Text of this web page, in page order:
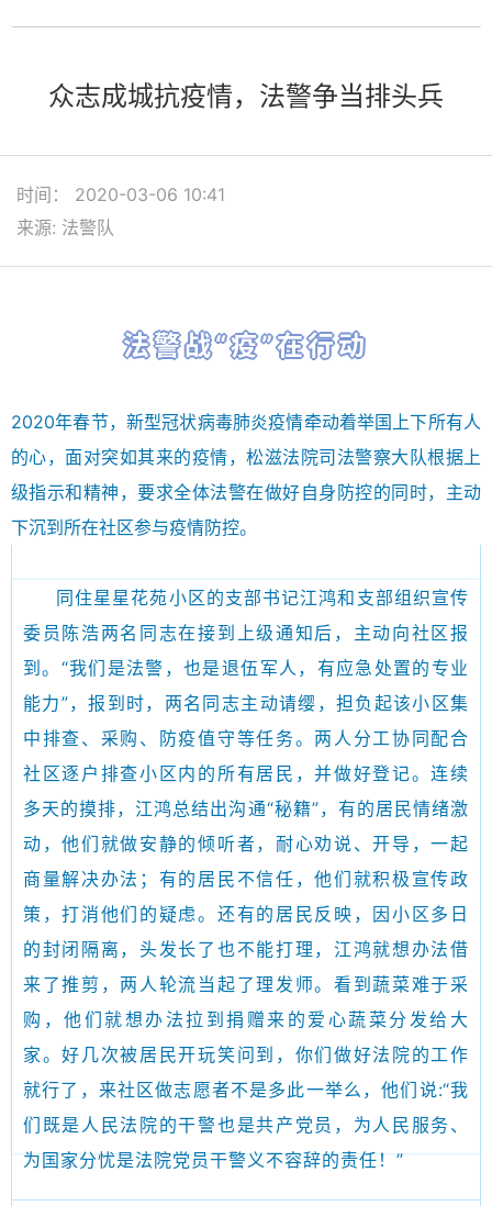
众志成城抗疫情，法警争当排头兵
时间： 2020-03-06 10:41
来源: 法警队
法警战“疫”在行动
2020年春节，新型冠状病毒肺炎疫情牵动着举国上下所有人
的心，面对突如其来的疫情，松滋法院司法警察大队根据上
级指示和精神，要求全体法警在做好自身防控的同时，主动
下沉到所在社区参与疫情防控。
同住星星花苑小区的支部书记江鸿和支部组织宣传
委员陈浩两名同志在接到上级通知后，主动向社区报
到。“我们是法警，也是退伍军人，有应急处置的专业
能力”，报到时，两名同志主动请缨，担负起该小区集
中排查、采购、防疫值守等任务。两人分工协同配合
社区逐户排查小区内的所有居民，并做好登记。连续
多天的摸排，江鸿总结出沟通“秘籍”，有的居民情绪激
动，他们就做安静的倾听者，耐心劝说、开导，一起
商量解决办法；有的居民不信任，他们就积极宣传政
策，打消他们的疑虑。还有的居民反映，因小区多日
的封闭隔离，头发长了也不能打理，江鸿就想办法借
来了推剪，两人轮流当起了理发师。看到蔬菜难于采
购，他们就想办法拉到捐赠来的爱心蔬菜分发给大
家。好几次被居民开玩笑问到，你们做好法院的工作
就行了，来社区做志愿者不是多此一举么，他们说:“我
们既是人民法院的干警也是共产党员，为人民服务、
为国家分忧是法院党员干警义不容辞的责任！”